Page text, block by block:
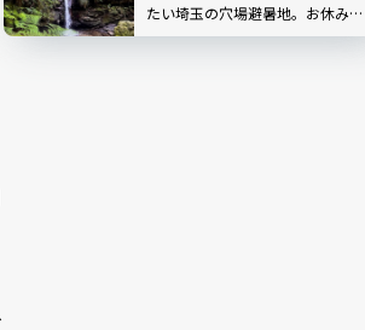
たい埼玉の穴場避暑地。お休み処
で味わう癒やしのひととき｜埼玉